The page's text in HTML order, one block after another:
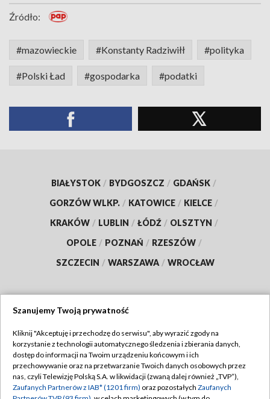
Źródło:
#mazowieckie #Konstanty Radziwiłł #polityka
#Polski Ład #gospodarka #podatki
BIAŁYSTOK / BYDGOSZCZ / GDAŃSK /
GORZÓW WLKP. / KATOWICE / KIELCE /
KRAKÓW / LUBLIN / ŁÓDŹ / OLSZTYN /
OPOLE / POZNAŃ / RZESZÓW /
SZCZECIN / WARSZAWA / WROCŁAW
TVP
Abonament TVP
Emisja w TVP
Regulamin TVP
Polityka prywatności
Szanujemy Twoją prywatność
Kliknij "Akceptuję i przechodzę do serwisu", aby wyrazić zgody na
korzystanie z technologii automatycznego śledzenia i zbierania danych,
dostęp do informacji na Twoim urządzeniu końcowym i ich
przechowywanie oraz na przetwarzanie Twoich danych osobowych przez
nas, czyli Telewizję Polską S.A. w likwidacji (zwaną dalej również „TVP”),
Zaufanych Partnerów z IAB* (1201 firm) oraz pozostałych Zaufanych